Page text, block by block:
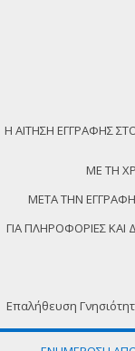
Η ΑΙΤΗΣΗ ΕΓΓΡΑΦΗΣ
ΜΕ ΤΗ
ΜΕΤΑ ΤΗΝ
ΓΙΑ ΠΛΗΡΟΦΟΡΙΕΣ
Επαλήθευση